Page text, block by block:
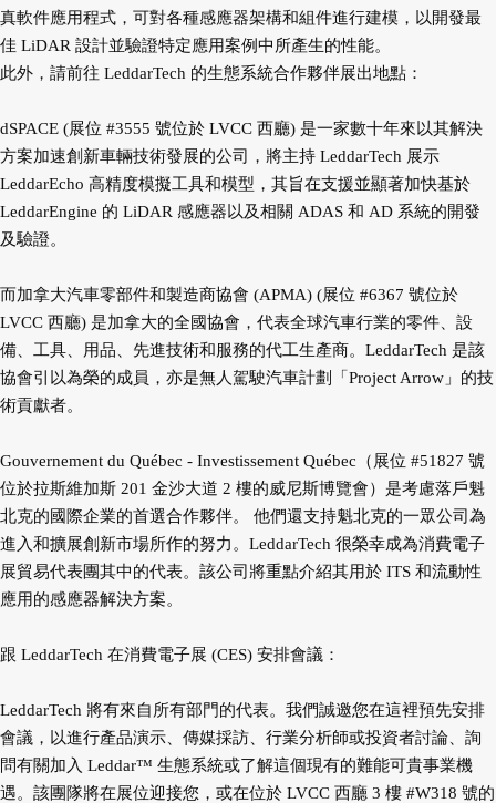
真軟件應用程式，可對各種感應器架構和組件進行建模，以開發最
佳 LiDAR 設計並驗證特定應用案例中所產生的性能。
此外，請前往 LeddarTech 的生態系統合作夥伴展出地點：
dSPACE (展位 #3555 號位於 LVCC 西廳) 是一家數十年來以其解決
方案加速創新車輛技術發展的公司，將主持 LeddarTech 展示
LeddarEcho 高精度模擬工具和模型，其旨在支援並顯著加快基於
LeddarEngine 的 LiDAR 感應器以及相關 ADAS 和 AD 系統的開發
及驗證。
而加拿大汽車零部件和製造商協會 (APMA) (展位 #6367 號位於
LVCC 西廳) 是加拿大的全國協會，代表全球汽車行業的零件、設
備、工具、用品、先進技術和服務的代工生產商。LeddarTech 是該
協會引以為榮的成員，亦是無人駕駛汽車計劃「Project Arrow」的技
術貢獻者。
Gouvernement du Québec - Investissement Québec（展位 #51827 號
位於拉斯維加斯 201 金沙大道 2 樓的威尼斯博覽會）是考慮落戶魁
北克的國際企業的首選合作夥伴。 他們還支持魁北克的一眾公司為
進入和擴展創新市場所作的努力。LeddarTech 很榮幸成為消費電子
展貿易代表團其中的代表。該公司將重點介紹其用於 ITS 和流動性
應用的感應器解決方案。
跟 LeddarTech 在消費電子展 (CES) 安排會議：
LeddarTech 將有來自所有部門的代表。我們誠邀您在這裡預先安排
會議，以進行產品演示、傳媒採訪、行業分析師或投資者討論、詢
問有關加入 Leddar™ 生態系統或了解這個現有的難能可貴事業機
遇。該團隊將在展位迎接您，或在位於 LVCC 西廳 3 樓 #W318 號的